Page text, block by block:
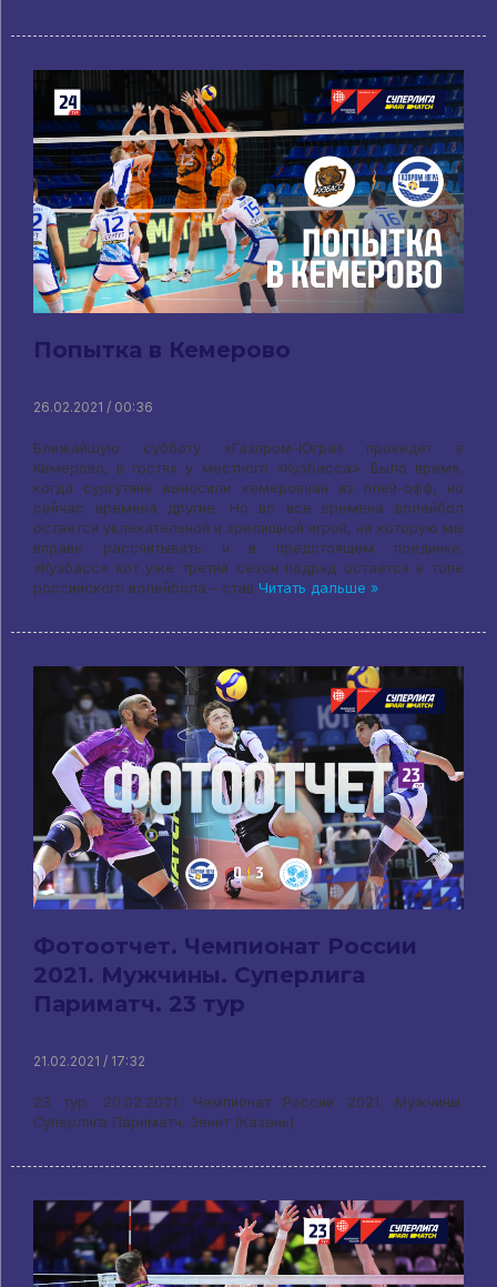
Попытка в Кемерово
26.02.2021 / 00:36
Ближайшую субботу «Газпром-Югра» проведет в
Кемерово, в гостях у местного «Кузбасса». Было время,
когда сургутяне выносили кемеровчан из плей-офф, но
сейчас времена другие. Но во все времена волейбол
остается увлекательной и зрелищной игрой, на которую мы
вправе рассчитывать и в предстоящем поединке.
«Кузбасс» вот уже третий сезон подряд остается в топе
российского волейбола – став Читать дальше »
Фотоотчет. Чемпионат России
2021. Мужчины. Суперлига
Париматч. 23 тур
21.02.2021 / 17:32
23 тур. 20.02.2021. Чемпионат России 2021. Мужчины.
Суперлига Париматч. Зенит (Казань)